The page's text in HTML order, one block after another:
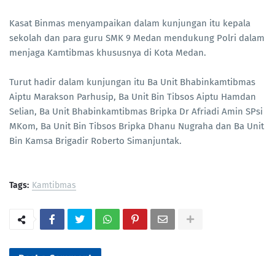
Kasat Binmas menyampaikan dalam kunjungan itu kepala
sekolah dan para guru SMK 9 Medan mendukung Polri dalam
menjaga Kamtibmas khususnya di Kota Medan.
Turut hadir dalam kunjungan itu Ba Unit Bhabinkamtibmas
Aiptu Marakson Parhusip, Ba Unit Bin Tibsos Aiptu Hamdan
Selian, Ba Unit Bhabinkamtibmas Bripka Dr Afriadi Amin SPsi
MKom, Ba Unit Bin Tibsos Bripka Dhanu Nugraha dan Ba Unit
Bin Kamsa Brigadir Roberto Simanjuntak.
Tags: Kamtibmas